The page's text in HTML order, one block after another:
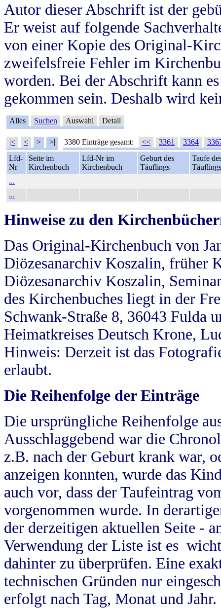
Autor dieser Abschrift ist der
Er weist auf folgende
von einer Kopie des Original-
zweifelsfreie Fehler im
worden. Bei der Abschrift kann
gekommen sein. Deshalb wird
Alles Suchen Auswahl Detail
|< < > >| 3380 Einträge gesamt: << 3361 3364
Lfd-
Nr
Seite im
Kirchenbuch
Lfd-Nr im
Kirchenbuch
Geburt des
Täuflings
Taufe
Täuflings
...
...
Hinweise zu den
Das Original-Kirchenbuch von
Diözesanarchiv Koszalin, früher
Diözesanarchiv Koszalin,
des Kirchenbuches liegt in der
Schwank-Straße 8, 36043 Fulda
Heimatkreises Deutsch Krone,
Hinweis: Derzeit ist das
erlaubt.
Die Reihenfolge der Einträge
Die ursprüngliche Reihenfolge
Ausschlaggebend war die
z.B. nach der Geburt krank war,
anzeigen konnten, wurde das
auch vor, dass der Taufeintrag
vorgenommen wurde. In
der derzeitigen aktuellen Seite -
Verwendung der Liste ist es
dahinter zu überprüfen. Eine
technischen Gründen nur
erfolgt nach Tag, Monat und Jahr.